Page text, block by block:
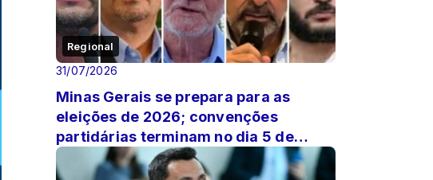
Regional
31/07/2026
Minas Gerais se prepara para as
eleições de 2026; convenções
partidárias terminam no dia 5 de
agosto.